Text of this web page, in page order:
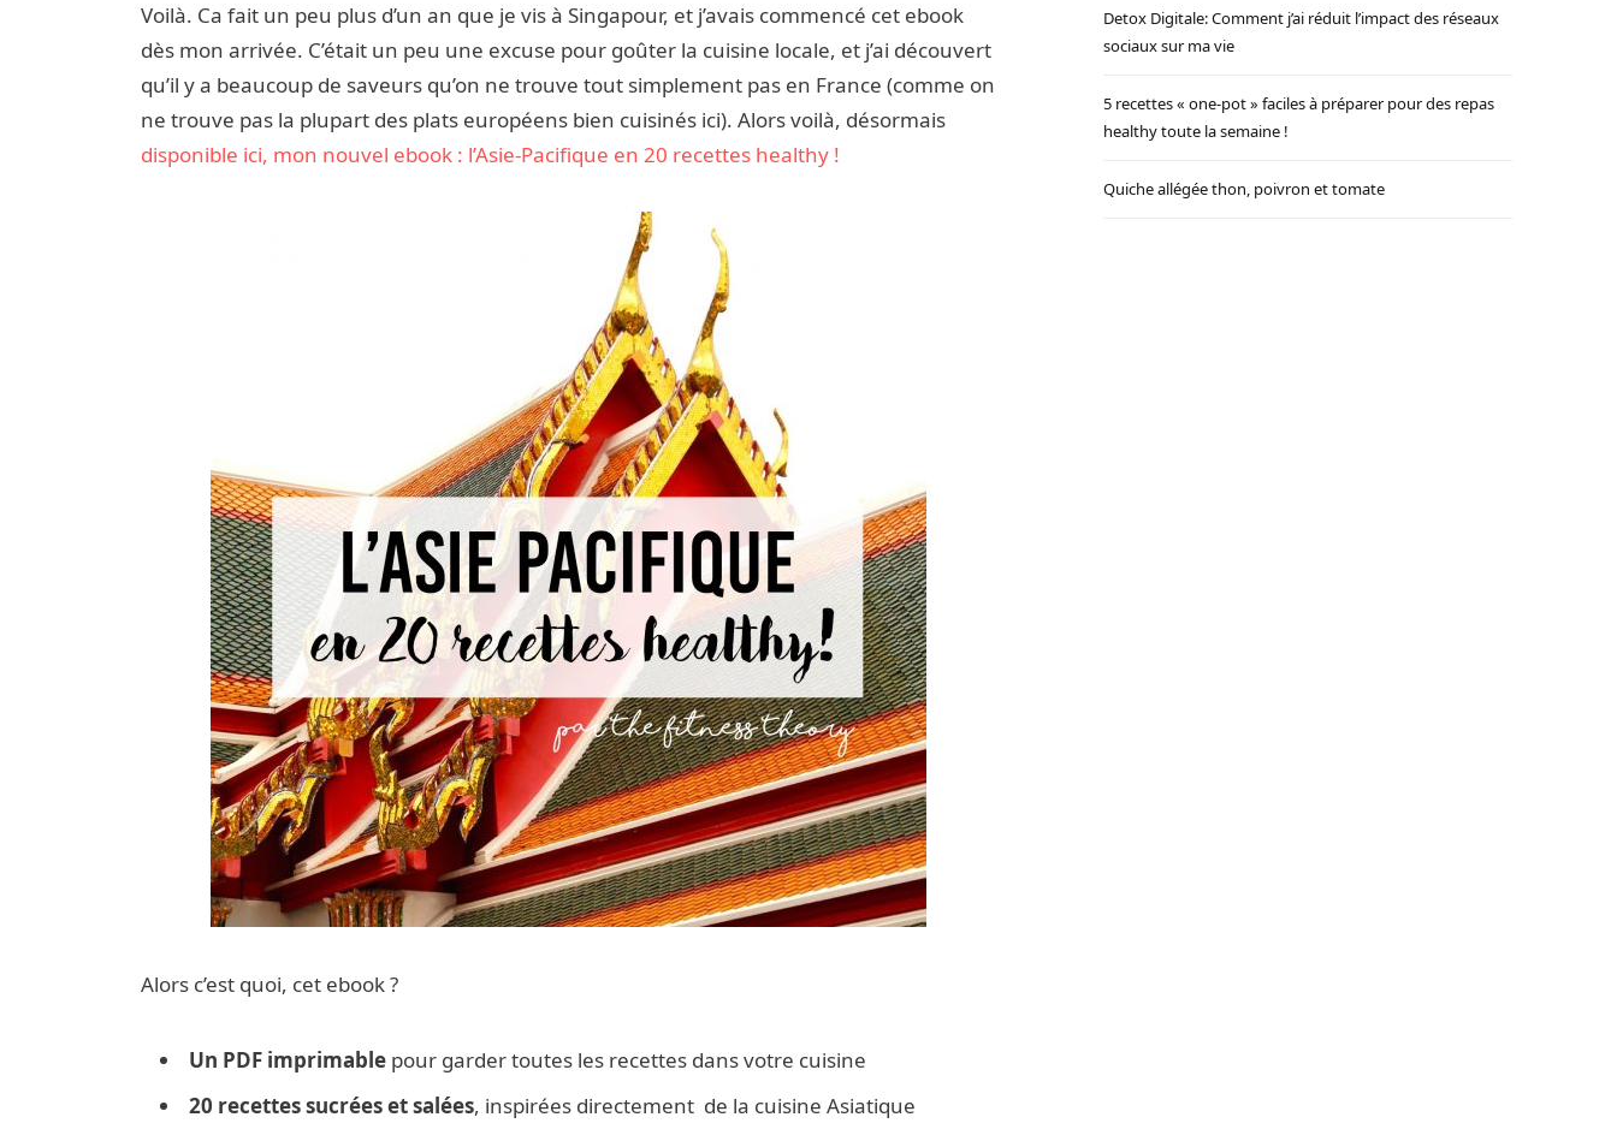
Voilà. Ca fait un peu plus d’un an que je vis à Singapour, et j’avais commencé cet ebook
dès mon arrivée. C’était un peu une excuse pour goûter la cuisine locale, et j’ai découvert
qu’il y a beaucoup de saveurs qu’on ne trouve tout simplement pas en France (comme on
ne trouve pas la plupart des plats européens bien cuisinés ici). Alors voilà, désormais
disponible ici, mon nouvel ebook : l’Asie-Pacifique en 20 recettes healthy !
Alors c’est quoi, cet ebook ?
Un PDF imprimablepour garder toutes les recettes dans votre cuisine
20 recettes sucrées et salées, inspirées directement de la cuisine Asiatique
Detox Digitale: Comment j’ai réduit l’impact des réseaux
sociaux sur ma vie
5 recettes « one-pot » faciles à préparer pour des repas
healthy toute la semaine !
Quiche allégée thon, poivron et tomate